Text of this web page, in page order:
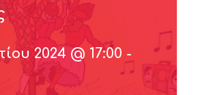
2024 @ 17:00 -